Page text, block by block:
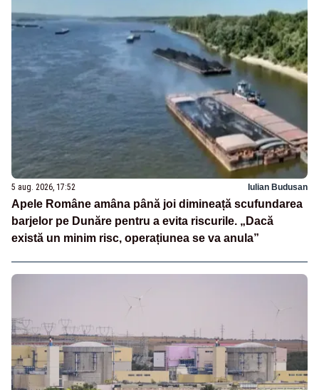
5 aug. 2026, 17:52 Iulian Budusan
Apele Române amâna până joi dimineață scufundarea
barjelor pe Dunăre pentru a evita riscurile. „Dacă
există un minim risc, operațiunea se va anula”